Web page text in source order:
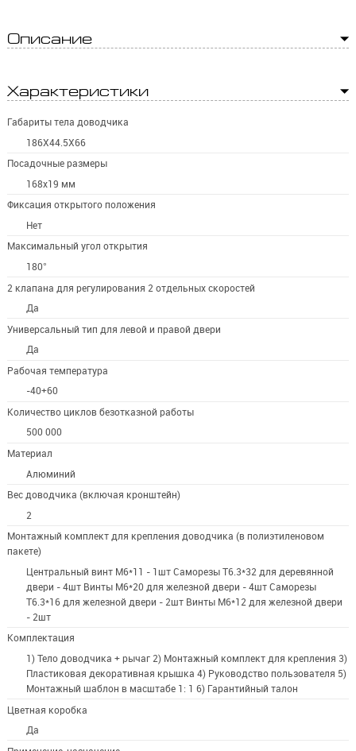
Описание
Характеристики
Габариты тела доводчика
186X44.5X66
Посадочные размеры
168х19 мм
Фиксация открытого положения
Нет
Максимальный угол открытия
180°
2 клапана для регулирования 2 отдельных скоростей
Да
Универсальный тип для левой и правой двери
Да
Рабочая температура
-40+60
Количество циклов безотказной работы
500 000
Материал
Алюминий
Вес доводчика (включая кронштейн)
2
Монтажный комплект для крепления доводчика (в полиэтиленовом
пакете)
Центральный винт M6*11 - 1шт Саморезы T6.3*32 для деревянной
двери - 4шт Винты M6*20 для железной двери - 4шт Саморезы
T6.3*16 для железной двери - 2шт Винты M6*12 для железной двери
- 2шт
Комплектация
1) Тело доводчика + рычаг 2) Монтажный комплект для крепления 3)
Пластиковая декоративная крышка 4) Руководство пользователя 5)
Монтажный шаблон в масштабе 1: 1 6) Гарантийный талон
Цветная коробка
Да